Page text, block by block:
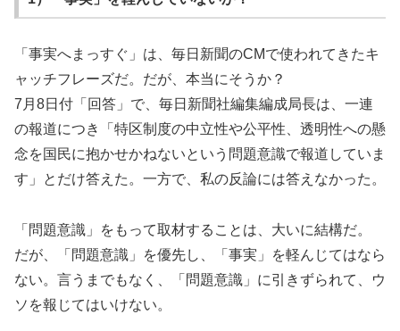
「事実へまっすぐ」は、毎日新聞のCMで使われてきたキ
ャッチフレーズだ。だが、本当にそうか？
7月8日付「回答」で、毎日新聞社編集編成局長は、一連
の報道につき「特区制度の中立性や公平性、透明性への懸
念を国民に抱かせかねないという問題意識で報道していま
す」とだけ答えた。一方で、私の反論には答えなかった。
「問題意識」をもって取材することは、大いに結構だ。
だが、「問題意識」を優先し、「事実」を軽んじてはなら
ない。言うまでもなく、「問題意識」に引きずられて、ウ
ソを報じてはいけない。